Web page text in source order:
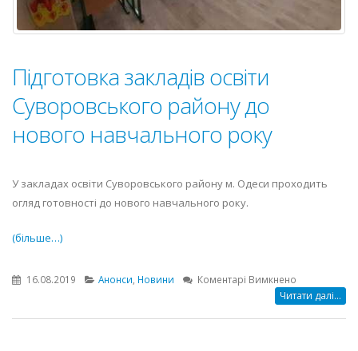
Підготовка закладів освіти
Суворовського району до
нового навчального року
У закладах освіти Суворовського району м. Одеси проходить
огляд готовності до нового навчального року.
(більше…)
16.08.2019 Анонси Новини Коментарі Вимкнено
Підготовка
Читати далі...